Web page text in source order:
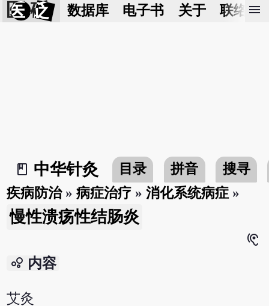
医 砭 数据库 电子书 关于 联络我
menu
book_2
中华针灸 目录 拼音
搜寻
疾病防治»病症治疗 »消化系统病症 »
慢性溃疡性结肠炎
hearing
bubble_chart 内容
艾灸